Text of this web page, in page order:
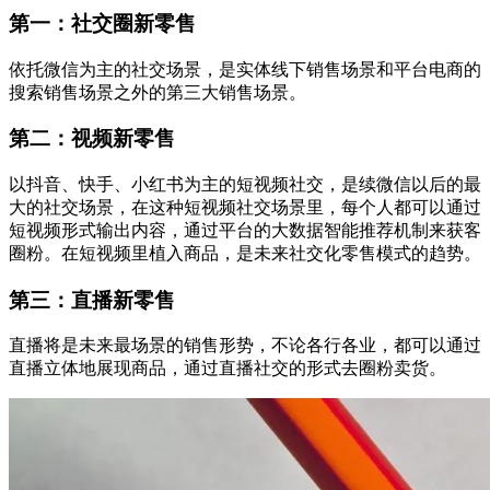
第一：社交圈新零售
依托微信为主的社交场景，是实体线下销售场景和平台电商的
搜索销售场景之外的第三大销售场景。
第二：视频新零售
以抖音、快手、小红书为主的短视频社交，是续微信以后的最
大的社交场景，在这种短视频社交场景里，每个人都可以通过
短视频形式输出内容，通过平台的大数据智能推荐机制来获客
圈粉。在短视频里植入商品，是未来社交化零售模式的趋势。
第三：直播新零售
直播将是未来最场景的销售形势，不论各行各业，都可以通过
直播立体地展现商品，通过直播社交的形式去圈粉卖货。